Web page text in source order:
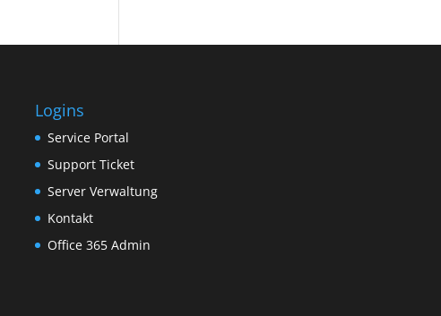
Logins
Service Portal
Support Ticket
Server Verwaltung
Kontakt
Office 365 Admin